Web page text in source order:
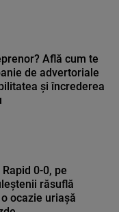
Află cum te
de advertoriale
și încrederea
Rapid 0-0, pe
răsuflă
ocazie uriașă